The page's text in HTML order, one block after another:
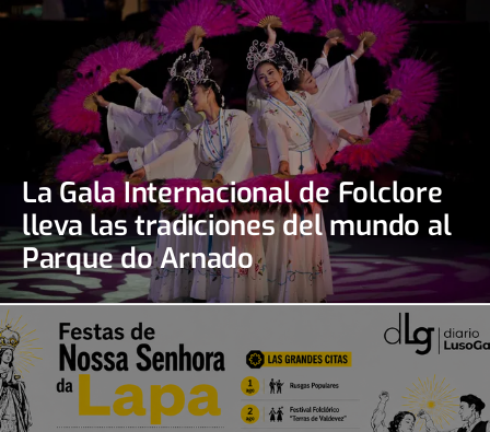
La Gala Internacional de Folclore
lleva las tradiciones del mundo al
Parque do Arnado